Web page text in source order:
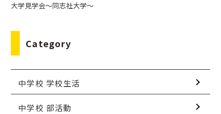
大学見学会～同志社大学～
Category
中学校 学校生活
中学校 部活動